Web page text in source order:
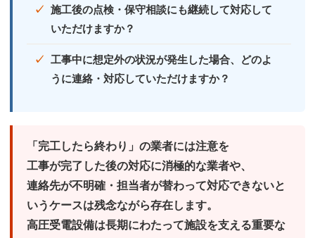
施工後の点検・保守相談にも継続して対応して
いただけますか？
工事中に想定外の状況が発生した場合、どのよ
うに連絡・対応していただけますか？
「完工したら終わり」の業者には注意を
工事が完了した後の対応に消極的な業者や、
連絡先が不明確・担当者が替わって対応できないと
いうケースは残念ながら存在します。
高圧受電設備は長期にわたって施設を支える重要な